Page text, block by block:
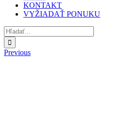
KONTAKT
VYŽIADAŤ PONUKU
Hľadať:
Previous